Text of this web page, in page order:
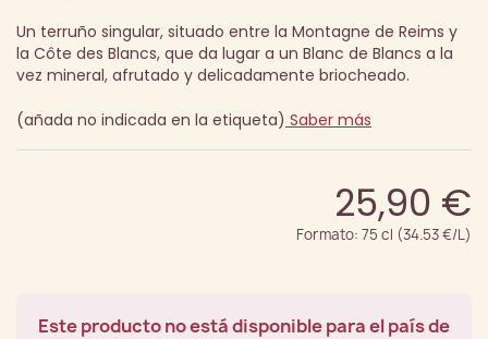
Un terruño singular, situado entre la Montagne de Reims y
la Côte des Blancs, que da lugar a un Blanc de Blancs a la
vez mineral, afrutado y delicadamente briocheado.
(añada no indicada en la etiqueta) Saber más
25,90 €
Formato: 75 cl (34.53 €/L)
Este producto no está disponible para el país de